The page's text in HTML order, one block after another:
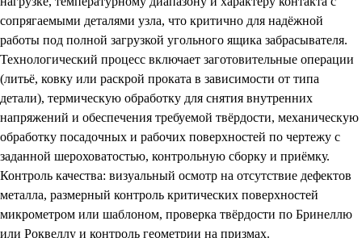
сопрягаемыми деталями узла, что критично для надёжной
работы под полной загрузкой угольного ящика забрасывателя.
Технологический процесс включает заготовительные операции
(литьё, ковку или раскрой проката в зависимости от типа
детали), термическую обработку для снятия внутренних
напряжений и обеспечения требуемой твёрдости, механическую
обработку посадочных и рабочих поверхностей по чертежу с
заданной шероховатостью, контрольную сборку и приёмку.
Контроль качества: визуальный осмотр на отсутствие дефектов
металла, размерный контроль критических поверхностей
микрометром или шаблоном, проверка твёрдости по Бринеллю
или Роквеллу и контроль геометрии на призмах.